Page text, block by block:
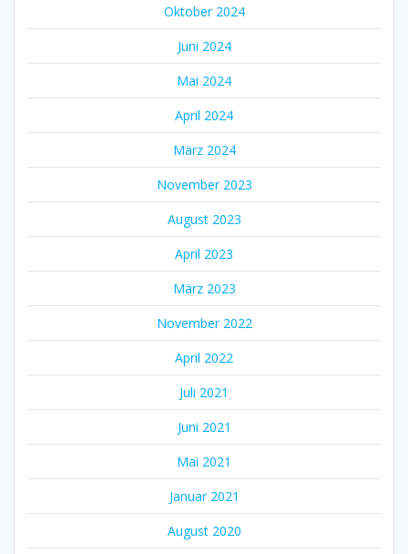
Oktober 2024
Juni 2024
Mai 2024
April 2024
März 2024
November 2023
August 2023
April 2023
März 2023
November 2022
April 2022
Juli 2021
Juni 2021
Mai 2021
Januar 2021
August 2020